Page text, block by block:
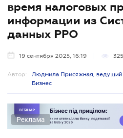
время налоговых
информации из
данных РРО
19 сентября 2025, 16:19 325
Автор:
Людмила Присяжная, ведущий
Бизнес
Реклама